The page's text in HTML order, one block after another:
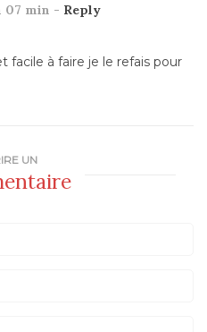
07 min - Reply
facile à faire je le refais pour
UN